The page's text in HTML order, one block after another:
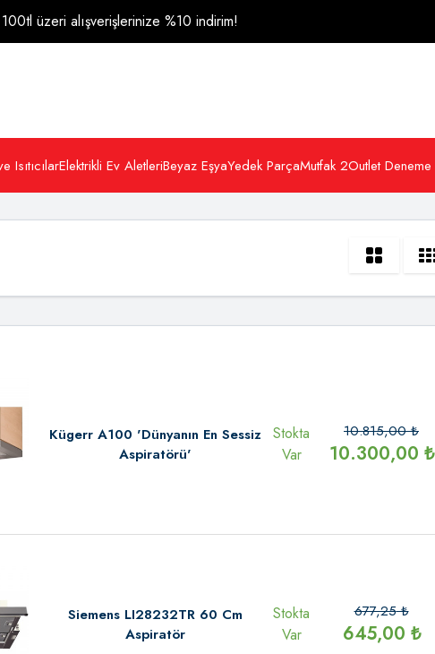
100tl üzeri alışverişlerinize %10 indirim!
IsıtıcılarElektrikli Ev AletleriBeyaz EşyaYedek ParçaMutfak 2Outlet Deneme
Kügerr A100 'Dünyanın En Sessiz
Aspiratörü'
Stokta
Var
10.815,00₺
10.300,00 ₺
Siemens LI28232TR 60 Cm
Aspiratör
Stokta
Var
677,25₺
645,00 ₺